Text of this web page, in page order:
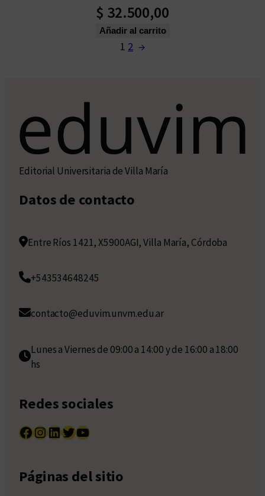
$ 32.500,00
Añadir al carrito
1 2 →
Editorial Universitaria de Villa María
Datos de contacto
Entre Ríos 1421, X5900AGI, Villa María, Córdoba
+543534648245
contacto@eduvim.unvm.edu.ar
Lunes a Viernes de 09:00 a 14:00 y de 16:00 a 18:00
hs
Redes sociales
Facebook InstagramLinkedIn Twitter YouTube
Páginas del sitio